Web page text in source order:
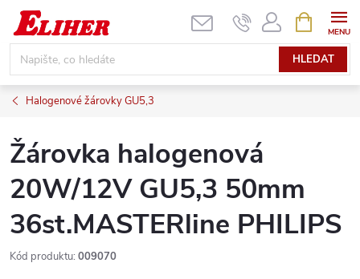
Přejít
obsah
HLEDAT
NÁKUPNÍ
KOŠÍK
Halogenové žárovky GU5,3
Žárovka halogenová
20W/12V GU5,3 50mm
36st.MASTERline PHILIPS
Kód produktu: 009070